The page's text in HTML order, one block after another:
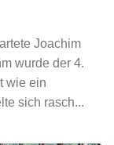
Joachim
wurde der 4.
wie ein
sich rasch...